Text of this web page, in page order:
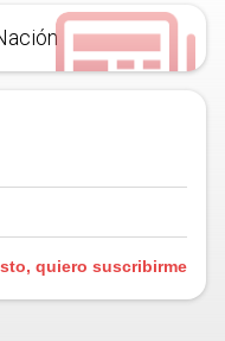
quiero suscribirme